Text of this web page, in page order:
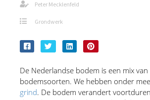
Peter Mecklenfeld
Grondwerk
De Nederlandse bodem is een mix
bodemsoorten. We hebben onder
grind. De bodem verandert